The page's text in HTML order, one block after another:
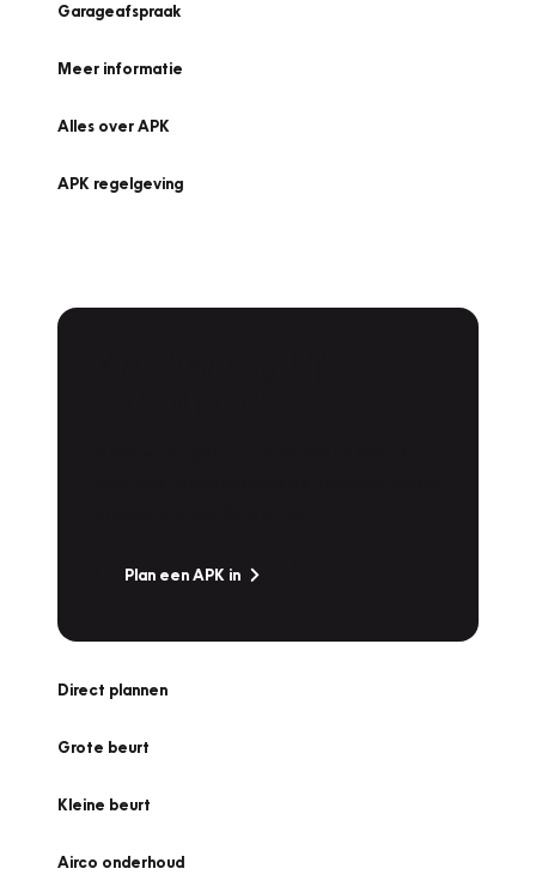
Garageafspraak
Meer informatie
Alles over APK
APK regelgeving
Plan een APK in
Direct plannen
Grote beurt
Kleine beurt
Airco onderhoud